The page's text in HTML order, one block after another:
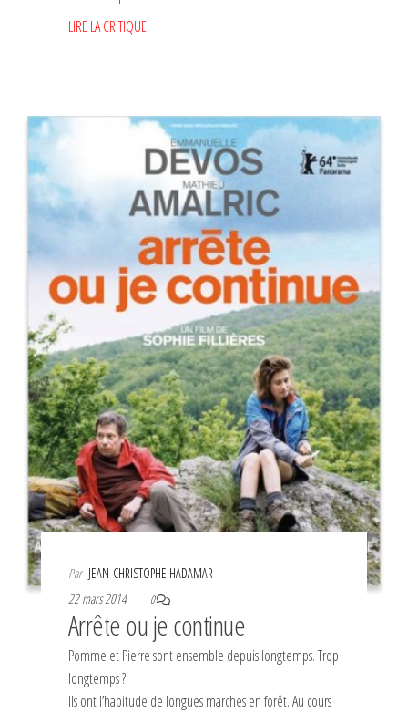
LIRE LA CRITIQUE
Par JEAN-CHRISTOPHE HADAMAR
22 mars 2014
0
Arrête ou je continue
Pomme et Pierre sont ensemble depuis longtemps. Trop
longtemps ?
Ils ont l’habitude de longues marches en forêt. Au cours